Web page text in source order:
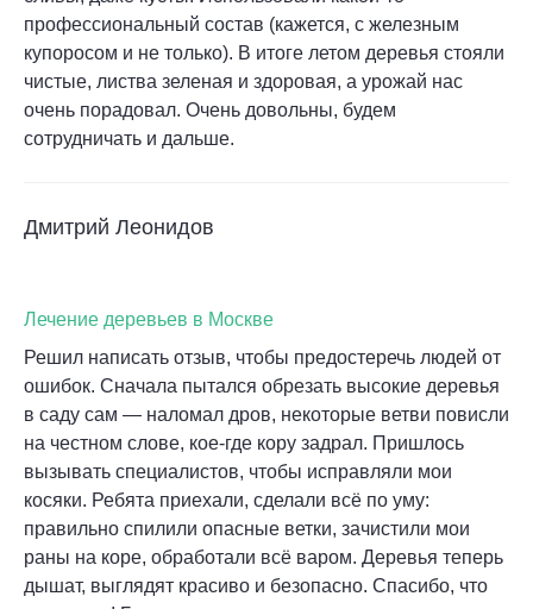
профессиональный состав (кажется, с железным
купоросом и не только). В итоге летом деревья стояли
чистые, листва зеленая и здоровая, а урожай нас
очень порадовал. Очень довольны, будем
сотрудничать и дальше.
Дмитрий Леонидов
Лечение деревьев в Москве
Решил написать отзыв, чтобы предостеречь людей от
ошибок. Сначала пытался обрезать высокие деревья
в саду сам — наломал дров, некоторые ветви повисли
на честном слове, кое-где кору задрал. Пришлось
вызывать специалистов, чтобы исправляли мои
косяки. Ребята приехали, сделали всё по уму:
правильно спилили опасные ветки, зачистили мои
раны на коре, обработали всё варом. Деревья теперь
дышат, выглядят красиво и безопасно. Спасибо, что